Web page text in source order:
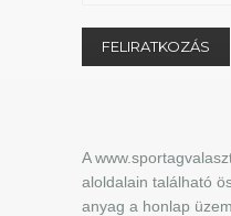
A
aloldalain található
anyag a honlap